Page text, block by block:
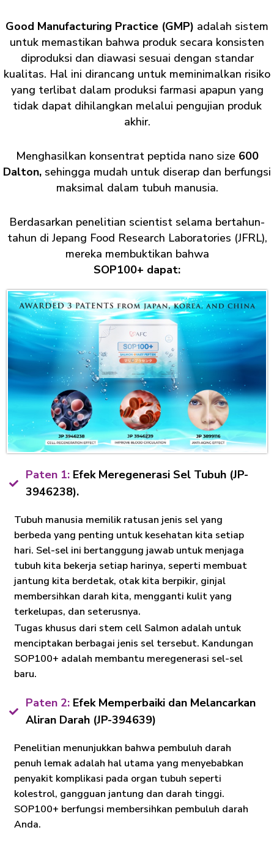
Good Manufacturing Practice (GMP) adalah sistem
untuk memastikan bahwa produk secara konsisten
diproduksi dan diawasi sesuai dengan standar
kualitas. Hal ini dirancang untuk meminimalkan risiko
yang terlibat dalam produksi farmasi apapun yang
tidak dapat dihilangkan melalui pengujian produk
akhir.
Menghasilkan konsentrat peptida nano size 600
Dalton, sehingga mudah untuk diserap dan berfungsi
maksimal dalam tubuh manusia.
Berdasarkan penelitian scientist selama bertahun-
tahun di Jepang Food Research Laboratories (JFRL),
mereka membuktikan bahwa
SOP100+ dapat:
Paten 1:Efek Meregenerasi Sel Tubuh (JP-
3946238).
Tubuh manusia memilik ratusan jenis sel yang
berbeda yang penting untuk kesehatan kita setiap
hari. Sel-sel ini bertanggung jawab untuk menjaga
tubuh kita bekerja setiap harinya, seperti membuat
jantung kita berdetak, otak kita berpikir, ginjal
membersihkan darah kita, mengganti kulit yang
terkelupas, dan seterusnya.
Tugas khusus dari stem cell Salmon adalah untuk
menciptakan berbagai jenis sel tersebut. Kandungan
SOP100+ adalah membantu meregenerasi sel-sel
baru.
Paten 2:Efek Memperbaiki dan Melancarkan
Aliran Darah (JP-394639)
Penelitian menunjukkan bahwa pembuluh darah
penuh lemak adalah hal utama yang menyebabkan
penyakit komplikasi pada organ tubuh seperti
kolestrol, gangguan jantung dan darah tinggi.
SOP100+ berfungsi membersihkan pembuluh darah
Anda.